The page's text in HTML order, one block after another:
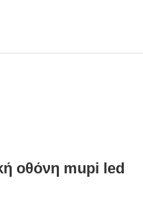
οθόνη mupi led